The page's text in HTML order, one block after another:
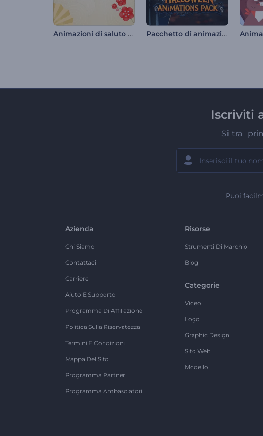
Animazioni di saluto Setsubun Pacchetto di animazioni di Halloween
Iscriviti
Sii tra i
Puoi
Azienda
Chi Siamo
Contattaci
Carriere
Aiuto E Supporto
Programma Di Affiliazione
Politica Sulla Riservatezza
Termini E Condizioni
Mappa Del Sito
Programma Partner
Programma Ambasciatori
Risorse
Strumenti Di Marchio
Blog
Categorie
Video
Logo
Graphic Design
Sito Web
Modello